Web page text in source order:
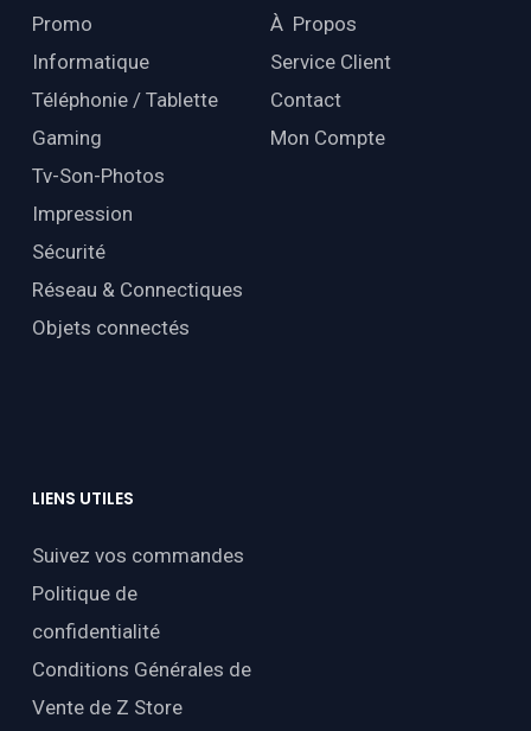
Promo
Informatique
Téléphonie / Tablette
Gaming
Tv-Son-Photos
Impression
Sécurité
Réseau & Connectiques
Objets connectés
À Propos
Service Client
Contact
Mon Compte
LIENS UTILES
Suivez vos commandes
Politique de
confidentialité
Conditions Générales de
Vente de Z Store